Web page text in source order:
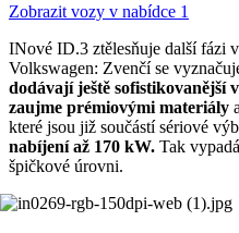
Zobrazit vozy v nabídce 1
INové ID.3 ztělesňuje další fázi
Volkswagen: Zvenčí se
dodávají ještě sofistikovanější
zaujme prémiovými materiály
které jsou již součástí sériové
nabíjení až 170 kW. Tak
špičkové úrovni.